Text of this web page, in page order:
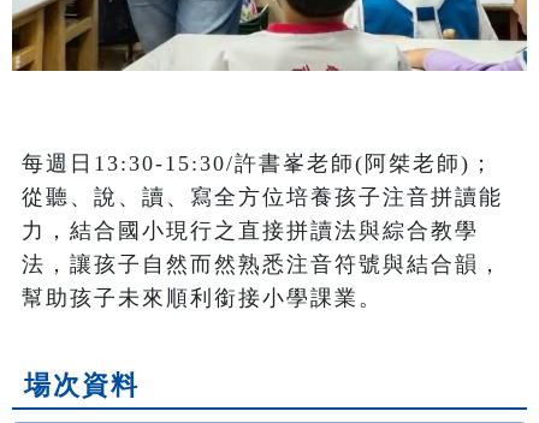
每週日13:30-15:30/許書峯老師(阿桀老師)；
從聽、說、讀、寫全方位培養孩子注音拼讀能
力，結合國小現行之直接拼讀法與綜合教學
法，讓孩子自然而然熟悉注音符號與結合韻，
幫助孩子未來順利銜接小學課業。
場次資料